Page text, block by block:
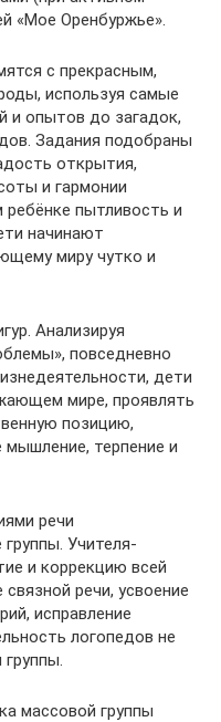
«Мое Оренбуржье».
с прекрасным,
используя самые
и опытов до загадок,
Задания подобраны
открытия,
и гармонии
пытливость и
начинают
миру чутко и
Анализируя
повседневно
дети
мире, проявлять
позицию,
мышление, терпение и
речи
Учителя-
и коррекцию всей
речи, усвоение
исправление
логопедов не
массовой группы